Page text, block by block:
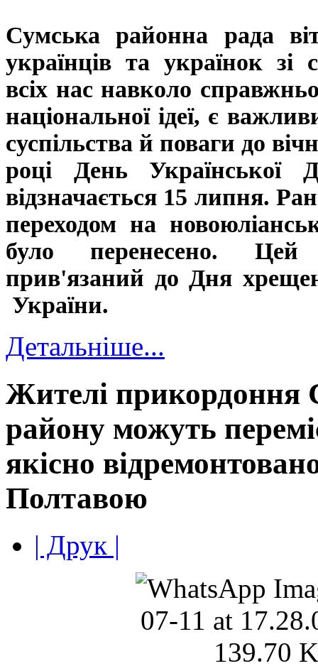
Сумська районна рада
українців та українок зі
всіх нас навколо
національної ідеї, є
суспільства й поваги до
році День Української
відзначається 15 липня.
переходом на
було перенесено. Цей
прив'язаний до Дня
України.
Детальніше...
Жителі прикордоння
району можуть
якісно
Полтавою
| Друк |